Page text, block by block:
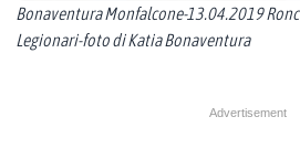
Bonaventura Monfalcone-13.04.2019
Legionari-foto di Katia Bonaventura